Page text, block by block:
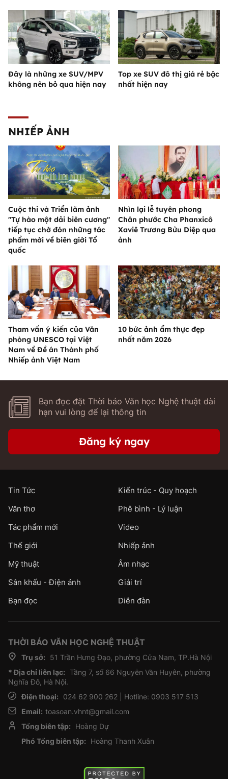
Đây là những xe SUV/MPV
không nên bỏ qua hiện nay
Top xe SUV đô thị giá rẻ bậc
nhất hiện nay
NHIẾP ẢNH
Cuộc thi và Triển lãm ảnh
"Tự hào một dải biên cương"
tiếp tục chờ đón những tác
phẩm mới về biên giới Tổ
quốc
Nhìn lại lễ tuyên phong
Chân phước Cha Phanxicô
Xaviê Trương Bửu Diệp qua
ảnh
Tham vấn ý kiến của Văn
phòng UNESCO tại Việt
Nam về Đề án Thành phố
Nhiếp ảnh Việt Nam
10 bức ảnh ẩm thực đẹp
nhất năm 2026
Bạn đọc đặt Thời báo Văn học Nghệ thuật dài
hạn vui lòng để lại thông tin
Đăng ký ngay
Tin Tức
Kiến trúc - Quy hoạch
Văn thơ
Phê bình - Lý luận
Tác phẩm mới
Video
Thế giới
Nhiếp ảnh
Mỹ thuật
Âm nhạc
Sân khấu - Điện ảnh
Giải trí
Bạn đọc
Diễn đàn
THỜI BÁO VĂN HỌC NGHỆ THUẬT
Trụ sở:
51 Trần Hưng Đạo, phường Cửa Nam, TP.Hà Nội
* Địa chỉ liên lạc: Tầng 7, số 66 Nguyễn Văn Huyên, phường
Nghĩa Đô, Hà Nội.
Điện thoại:
024 62 900 262 | Hotline: 0903 517 513
Email: toasoan.vhnt@gmail.com
Tổng biên tập:
Hoàng Dự
Phó Tổng biên tập:
Hoàng Thanh Xuân